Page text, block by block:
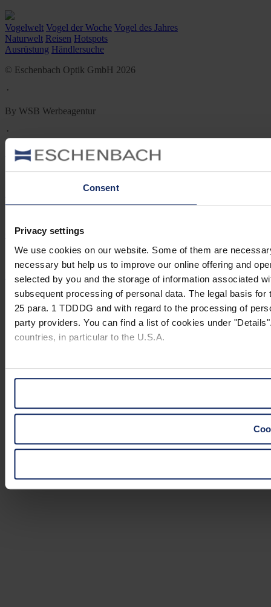
Consent
Privacy settings
We use cookies on our website. Some of them are
necessary but help us to improve our online offering and
selected by you and the storage of information associated
subsequent processing of personal data. The legal basis
25 para. 1 TDDDG and with regard to the processing of
party providers. You can find a list of cookies under
countries, in particular to the U.S.A.
You can consent to the use of non-essential cookies by
website).
Vogelwelt Vogel der Woche Vogel des Jahres
Naturwelt Reisen Hotspots
Ausrüstung Händlersuche
© Eschenbach Optik GmbH 2026
᛫
By WSB Werbeagentur
᛫
Impressum
᛫
Cookie-Einstellungen
Rechtliche Hinweise